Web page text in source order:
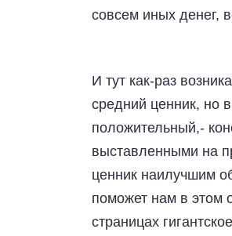
совсем иных денег,
И тут как-раз
средний ценник, но
положительный,-
выставленными на
ценник наилучшим
поможет нам в этом
страницах